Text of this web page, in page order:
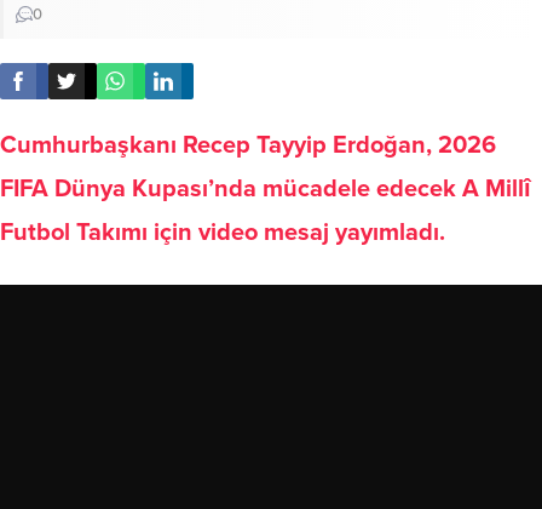
0
Cumhurbaşkanı Recep Tayyip Erdoğan, 2026
FIFA Dünya Kupası’nda mücadele edecek A Millî
Futbol Takımı için video mesaj yayımladı.